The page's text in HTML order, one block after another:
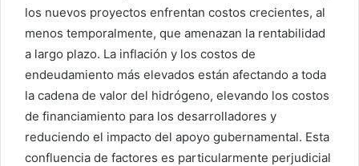
los nuevos proyectos enfrentan costos crecientes, al
menos temporalmente, que amenazan la rentabilidad
a largo plazo. La inflación y los costos de
endeudamiento más elevados están afectando a toda
la cadena de valor del hidrógeno, elevando los costos
de financiamiento para los desarrolladores y
reduciendo el impacto del apoyo gubernamental. Esta
confluencia de factores es particularmente perjudicial